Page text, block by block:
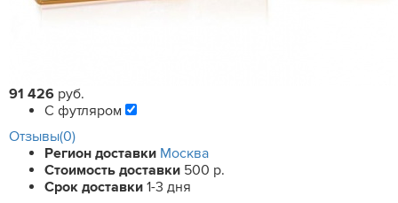
91 426 руб.
С футляром
Отзывы(0)
Регион доставки Москва
Стоимость доставки 500 р.
Срок доставки 1-3 дня